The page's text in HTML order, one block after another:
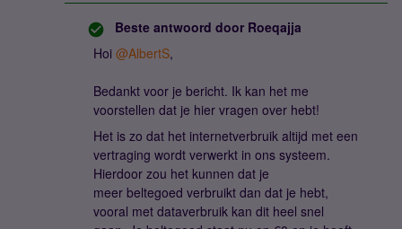
Beste antwoord door Roeqajja
Hoi @AlbertS,
Bedankt voor je bericht. Ik kan het me
voorstellen dat je hier vragen over hebt!
Het is zo dat het internetverbruik altijd met een
vertraging wordt verwerkt in ons systeem.
Hierdoor zou het kunnen dat je
meer beltegoed verbruikt dan dat je hebt,
vooral met dataverbruik kan dit heel snel